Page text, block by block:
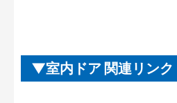
室内ドア 関連リンク